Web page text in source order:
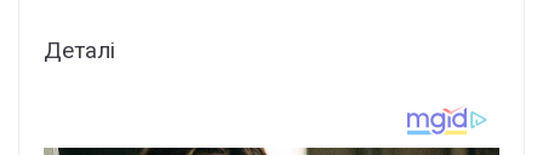
Деталі